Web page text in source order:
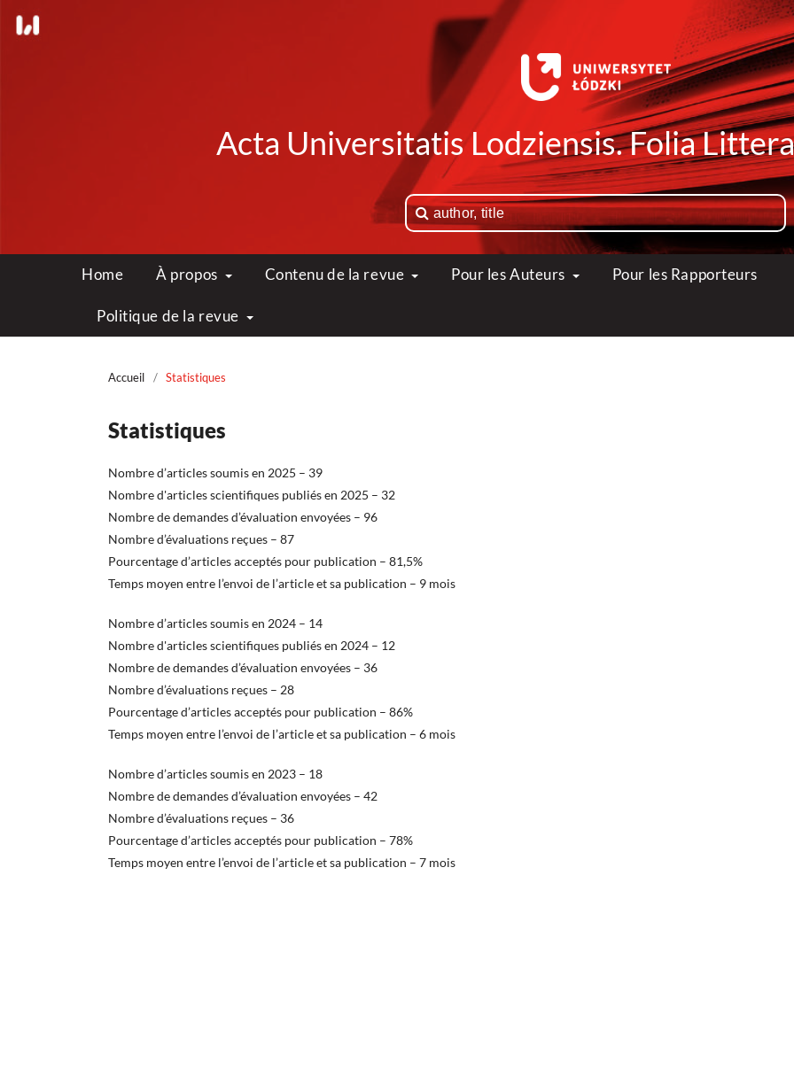
Acta Universitatis Lodziensis. Folia
Home À propos Contenu de la revue Pour les Auteurs Pour les Rapporteurs
Politique de la revue
Accueil / Statistiques
Statistiques
Nombre d’articles soumis en 2025 – 39
Nombre d'articles scientifiques publiés en 2025 – 32
Nombre de demandes d’évaluation envoyées – 96
Nombre d’évaluations reçues – 87
Pourcentage d’articles acceptés pour publication – 81,5%
Temps moyen entre l’envoi de l’article et sa publication – 9 mois
Nombre d’articles soumis en 2024 – 14
Nombre d'articles scientifiques publiés en 2024 – 12
Nombre de demandes d’évaluation envoyées – 36
Nombre d’évaluations reçues – 28
Pourcentage d’articles acceptés pour publication – 86%
Temps moyen entre l’envoi de l’article et sa publication – 6 mois
Nombre d’articles soumis en 2023 – 18
Nombre de demandes d’évaluation envoyées – 42
Nombre d’évaluations reçues – 36
Pourcentage d’articles acceptés pour publication – 78%
Temps moyen entre l’envoi de l’article et sa publication – 7 mois